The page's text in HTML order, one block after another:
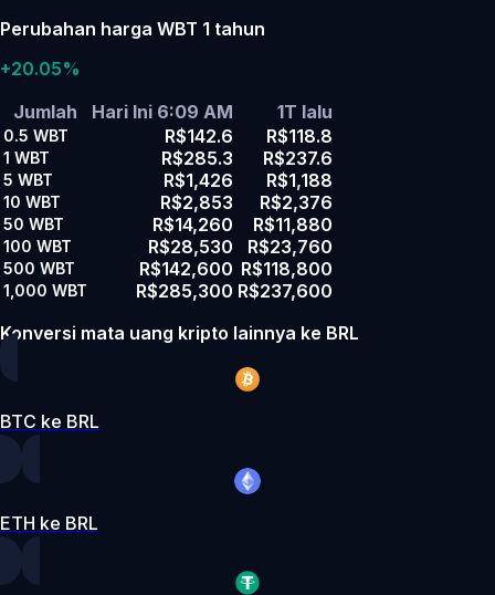
Perubahan harga WBT 1 tahun
+20.05%
Jumlah
Hari Ini 6:09 AM 1T lalu
0.5 WBT R$142.6 R$118.8
1 WBT R$285.3 R$237.6
5 WBT R$1,426 R$1,188
10 WBT R$2,853 R$2,376
50 WBT R$14,260 R$11,880
100 WBT R$28,530 R$23,760
500 WBT R$142,600 R$118,800
1,000 WBT R$285,300 R$237,600
Konversi mata uang kripto lainnya ke BRL
BTC ke BRL
ETH ke BRL